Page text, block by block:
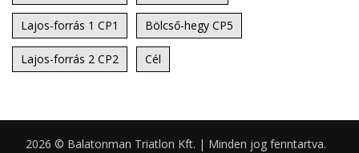
Lajos-forrás 1 CP1 Bölcső-hegy CP5
Lajos-forrás 2 CP2 Cél
2026 © Balatonman Triatlon Kft. | Minden jog fenntartva.